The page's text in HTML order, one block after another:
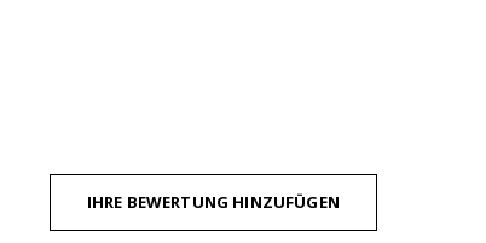
IHRE BEWERTUNG HINZUFÜGEN